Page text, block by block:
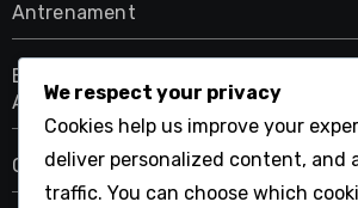
Antrenament
Bonusuri pentru Pachetul Lunar
Acceleratoare
Coduri de cadou Lords Mobile pentru
We respect your privacy
Cookies help us improve your
deliver personalized content, and
traffic. You can choose which